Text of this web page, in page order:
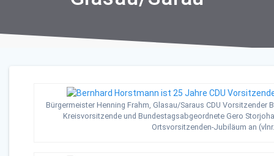
Bürgermeister Henning Frahm, Glasau/Saraus CDU Vorsitzender
Kreisvorsitzende und Bundestagsabgeordnete Gero
Ortsvorsitzenden-Jubiläum an